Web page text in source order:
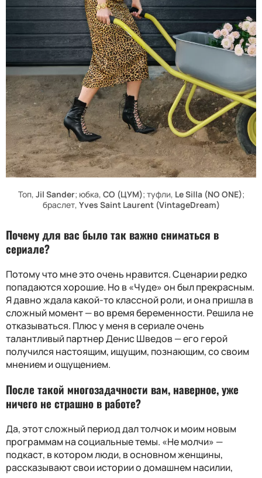
Топ, Jil Sander; юбка, CO (ЦУМ); туфли, Le Silla (NO ONE);
браслет, Yves Saint Laurent (VintageDream)
Почему для вас было так важно сниматься в
сериале?
Потому что мне это очень нравится. Сценарии редко
попадаются хорошие. Но в «Чуде» он был прекрасным.
Я давно ждала какой-то классной роли, и она пришла в
сложный момент — во время беременности. Решила не
отказываться. Плюс у меня в сериале очень
талантливый партнер Денис Шведов — его герой
получился настоящим, ищущим, познающим, со своим
мнением и ощущением.
После такой многозадачности вам, наверное, уже
ничего не страшно в работе?
Да, этот сложный период дал толчок и моим новым
программам на социальные темы. «Не молчи» —
подкаст, в котором люди, в основном женщины,
рассказывают свои истории о домашнем насилии,